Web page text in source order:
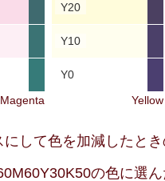
Magenta
Y20
Y10
Y0
Yellow
して色を加減したと
の色に選